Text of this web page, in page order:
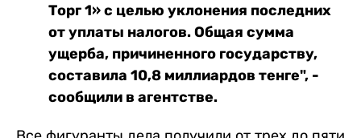
Торг 1» с целью уклонения последних
от уплаты налогов. Общая сумма
ущерба, причиненного государству,
составила 10,8 миллиардов тенге", -
сообщили в агентстве.